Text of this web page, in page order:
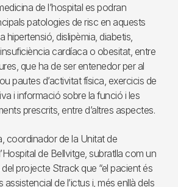
de l’hospital es podran
patologies de risc en aquests
hipertensió, dislipèmia, diabetis,
cardíaca o obesitat, entre
que ha de ser entenedor per al
pautes d’activitat física, exercicis de
i informació sobre la funció i les
prescrits, entre d’altres aspectes.
coordinador de la Unitat de
de Bellvitge, subratlla com un
projecte Strack que “el pacient és
de l’ictus i, més enllà dels